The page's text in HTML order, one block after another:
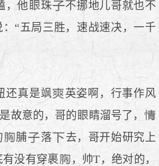
，他 珠
不挪地儿哥就也不
：“五局三胜，速战速决，一千
还真是飒
英姿啊，行事作风
故意的，哥的
睛溜号了，
脯 落
去，哥开始研究上
没有穿裹
，帅T，绝对的，